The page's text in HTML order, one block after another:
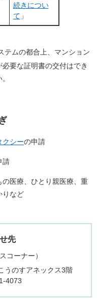
続きについ
て 」
テムの都合上、マンション
要な証明書の交付はでき
クシーの申請
請
医療、ひとり親医療、重
りなど
先
コーナー
のすアネックス3階
4073